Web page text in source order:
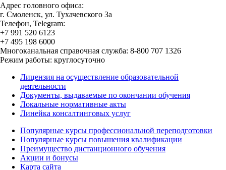
Адрес головного офиса:
г. Смоленск, ул. Тухачевского 3а
Телефон, Telegram:
+7 991 520 6123
+7 495 198 6000
Многоканальная справочная служба: 8-800 707 1326
Режим работы: круглосуточно
Лицензия на осуществление образовательной
деятельности
Документы, выдаваемые по окончании обучения
Локальные нормативные акты
Линейка консалтинговых услуг
Популярные курсы профессиональной переподготовки
Популярные курсы повышения квалификации
Преимущество дистанционного обучения
Акции и бонусы
Карта сайта